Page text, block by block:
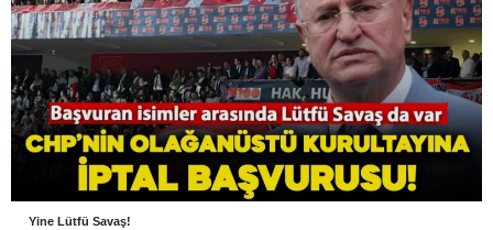
Yine Lütfü Savaş!